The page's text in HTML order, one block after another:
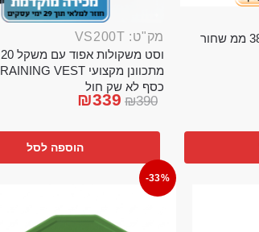
חבל ניעור קרוספיט 9 מטר 38 ממ שחור
מק"ט: VS200T
כסף לא שק חול
₪390
₪339
הוספה לסל
-33%